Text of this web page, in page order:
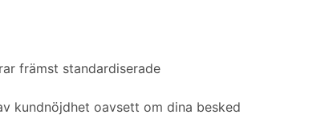
främst standardiserade
kundnöjdhet oavsett om dina besked